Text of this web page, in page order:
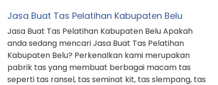
Jasa Buat Tas Pelatihan Kabupaten Belu
Jasa Buat Tas Pelatihan Kabupaten Belu Apakah
anda sedang mencari Jasa Buat Tas Pelatihan
Kabupaten Belu? Perkenalkan kami merupakan
pabrik tas yang membuat berbagai macam tas
seperti tas ransel, tas seminat kit, tas slempang, tas